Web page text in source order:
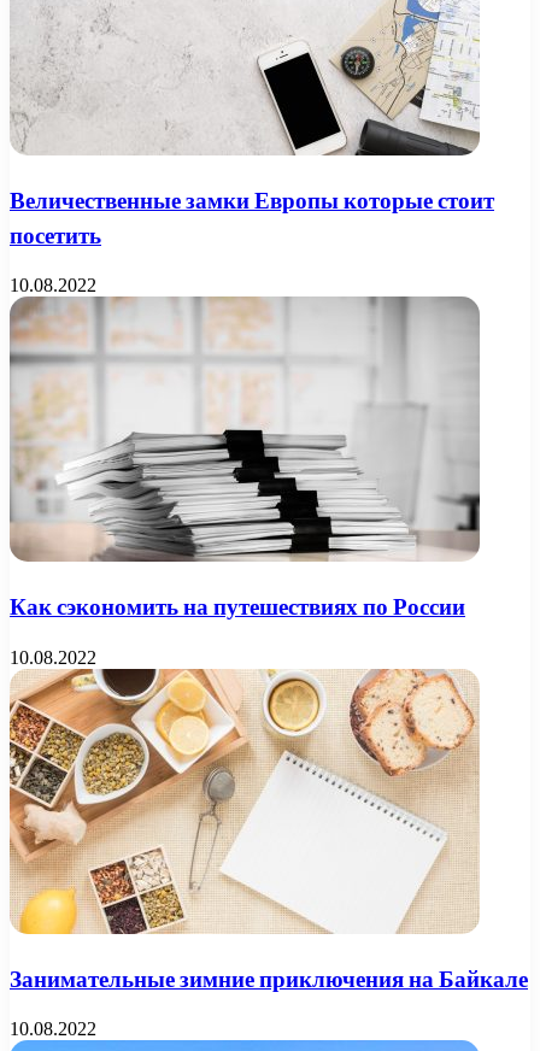
Величественные замки Европы которые стоит
посетить
10.08.2022
Как сэкономить на путешествиях по России
10.08.2022
Занимательные зимние приключения на Байкале
10.08.2022